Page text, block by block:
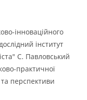
інноваційного
інститут
С. Павловський
практичної
та перспективи